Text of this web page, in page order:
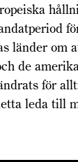
länder om
de
för
leda till